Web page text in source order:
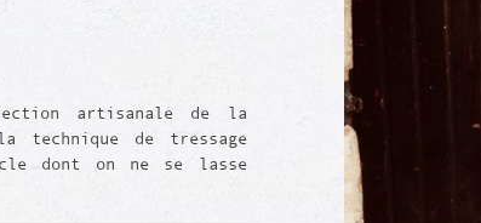
artisanale de la
technique de tressage
dont on ne se lasse